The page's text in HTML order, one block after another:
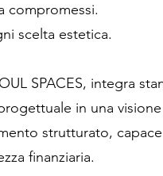
compromessi.
scelta estetica.
SPACES, integra
in una
strutturato,
finanziaria.